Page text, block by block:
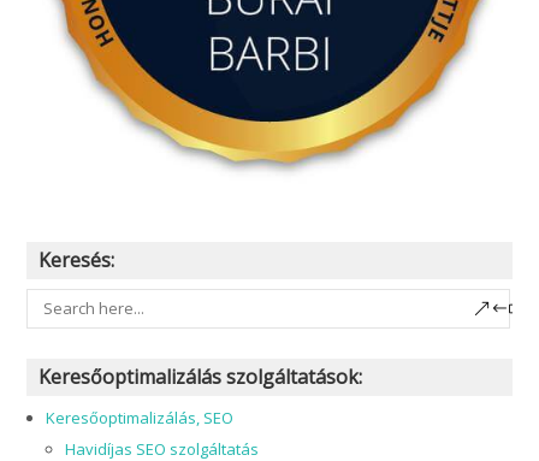
Keresés:
Keresőoptimalizálás szolgáltatások:
Keresőoptimalizálás, SEO
Havidíjas SEO szolgáltatás